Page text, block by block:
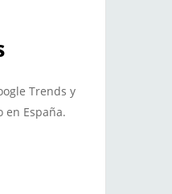
Trends y
en España.